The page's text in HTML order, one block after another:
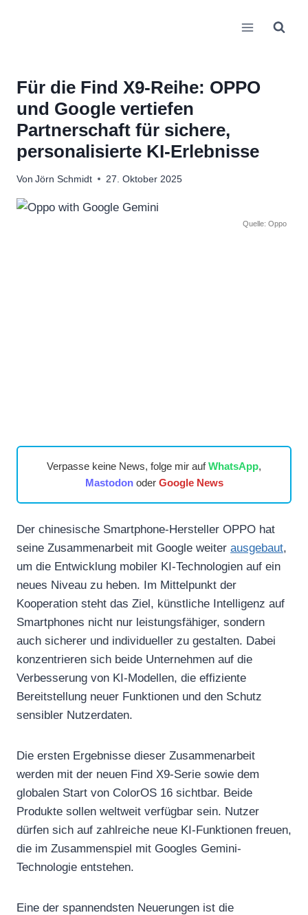
Für die Find X9-Reihe: OPPO
und Google vertiefen
Partnerschaft für sichere,
personalisierte KI-Erlebnisse
Von Jörn Schmidt 27. Oktober 2025
Quelle: Oppo
Verpasse keine News, folge mir aufWhatsApp,
Mastodonoder Google News
Der chinesische Smartphone-Hersteller OPPO hat
seine Zusammenarbeit mit Google weiter ausgebaut,
um die Entwicklung mobiler KI-Technologien auf ein
neues Niveau zu heben. Im Mittelpunkt der
Kooperation steht das Ziel, künstliche Intelligenz auf
Smartphones nicht nur leistungsfähiger, sondern
auch sicherer und individueller zu gestalten. Dabei
konzentrieren sich beide Unternehmen auf die
Verbesserung von KI-Modellen, die effiziente
Bereitstellung neuer Funktionen und den Schutz
sensibler Nutzerdaten.
Die ersten Ergebnisse dieser Zusammenarbeit
werden mit der neuen Find X9-Serie sowie dem
globalen Start von ColorOS 16 sichtbar. Beide
Produkte sollen weltweit verfügbar sein. Nutzer
dürfen sich auf zahlreiche neue KI-Funktionen freuen,
die im Zusammenspiel mit Googles Gemini-
Technologie entstehen.
Eine der spannendsten Neuerungen ist die